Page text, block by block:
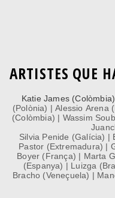
ARTISTES QUE
Katie James
(Polònia) | Alessio Arena
(Colòmbia) | Wassim
Silvia Penide (Galícia) |
Pastor (Extremadura) |
Boyer (França) | Marta
(Espanya) | Luizga
Bracho (Veneçuela) |